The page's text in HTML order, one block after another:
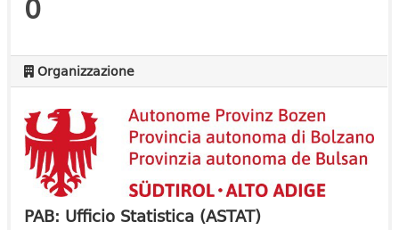
Organizzazione
PAB: Ufficio Statistica (ASTAT)